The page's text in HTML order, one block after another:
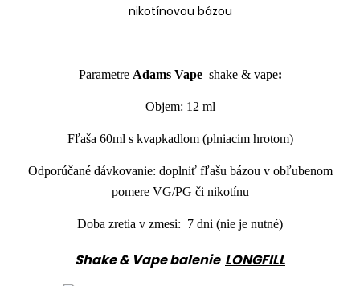
nikotínovou bázou
Parametre Adams Vapeshake & vape:
Objem: 12 ml
Fľaša 60ml s kvapkadlom (plniacim hrotom)
Odporúčané dávkovanie: doplniť fľašu bázou v obľubenom
pomere VG/PG či nikotínu
Doba zretia v zmesi: 7 dni (nie je nutné)
Shake & Vape balenie LONGFILL